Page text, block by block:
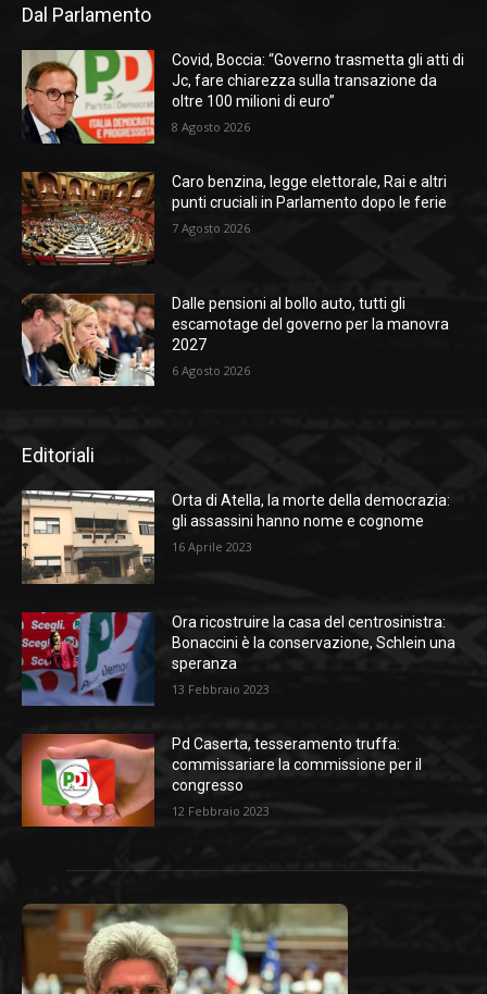
Dal Parlamento
Covid, Boccia: “Governo trasmetta gli atti di
Jc, fare chiarezza sulla transazione da
oltre 100 milioni di euro”
8 Agosto 2026
Caro benzina, legge elettorale, Rai e altri
punti cruciali in Parlamento dopo le ferie
7 Agosto 2026
Dalle pensioni al bollo auto, tutti gli
escamotage del governo per la manovra
2027
6 Agosto 2026
Editoriali
Orta di Atella, la morte della democrazia:
gli assassini hanno nome e cognome
16 Aprile 2023
Ora ricostruire la casa del centrosinistra:
Bonaccini è la conservazione, Schlein una
speranza
13 Febbraio 2023
Pd Caserta, tesseramento truffa:
commissariare la commissione per il
congresso
12 Febbraio 2023